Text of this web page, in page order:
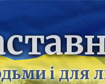
і для